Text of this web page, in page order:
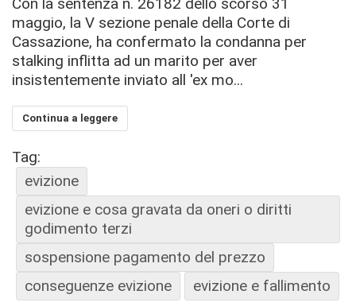
maggio, la V sezione penale della Corte di
Cassazione, ha confermato la condanna per
stalking inflitta ad un marito per aver
insistentemente inviato all 'ex mo...
Continua a leggere
Tag:
evizione
evizione e cosa gravata da oneri o diritti
godimento terzi
sospensione pagamento del prezzo
conseguenze evizione
evizione e fallimento